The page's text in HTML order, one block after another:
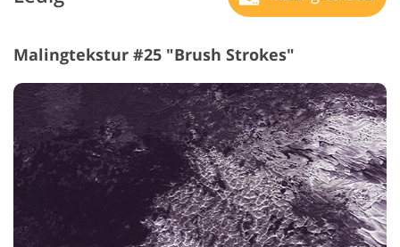
Malingtekstur #25 "Brush Strokes"